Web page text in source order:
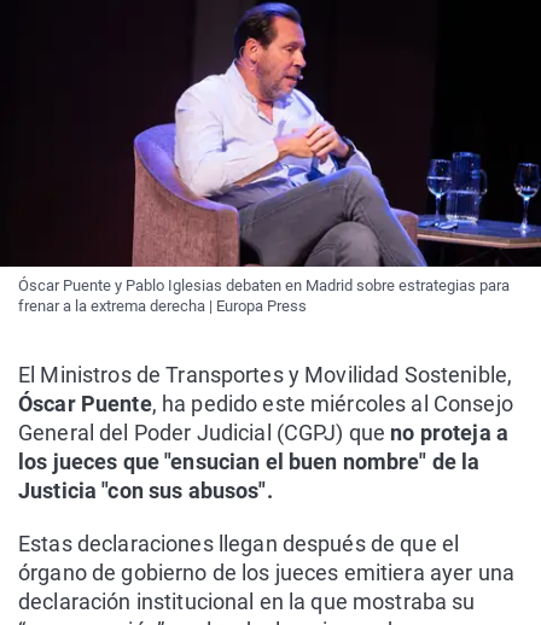
Óscar Puente y Pablo Iglesias debaten en Madrid sobre estrategias para
frenar a la extrema derecha | Europa Press
El Ministros de Transportes y Movilidad Sostenible,
Óscar Puente, ha pedido este miércoles al Consejo
General del Poder Judicial (CGPJ) que no proteja a
los jueces que "ensucian el buen nombre" de la
Justicia "con sus abusos".
Estas declaraciones llegan después de que el
órgano de gobierno de los jueces emitiera ayer una
declaración institucional en la que mostraba su